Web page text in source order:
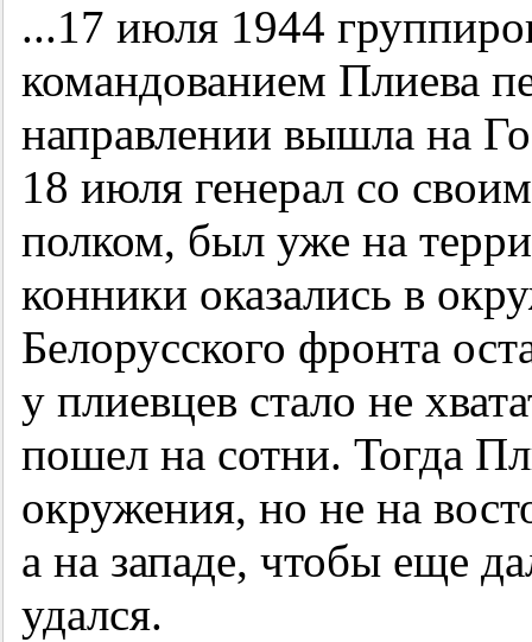
...17 июля 1944
командованием Плиева
направлении вышла на
18 июля генерал со
полком, был уже на
конники оказались в
Белорусского фронта
у плиевцев стало не
пошел на сотни. Тогда
окружения, но не на
а на западе, чтобы еще
удался.